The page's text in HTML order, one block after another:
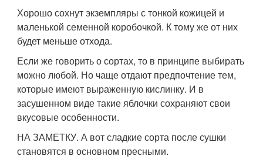
Хорошо сохнут экземпляры с тонкой кожицей и
маленькой семенной коробочкой. К тому же от них
будет меньше отхода.
Если же говорить о сортах, то в принципе выбирать
можно любой. Но чаще отдают предпочтение тем,
которые имеют выраженную кислинку. И в
засушенном виде такие яблочки сохраняют свои
вкусовые особенности.
НА ЗАМЕТКУ. А вот сладкие сорта после сушки
становятся в основном пресными.